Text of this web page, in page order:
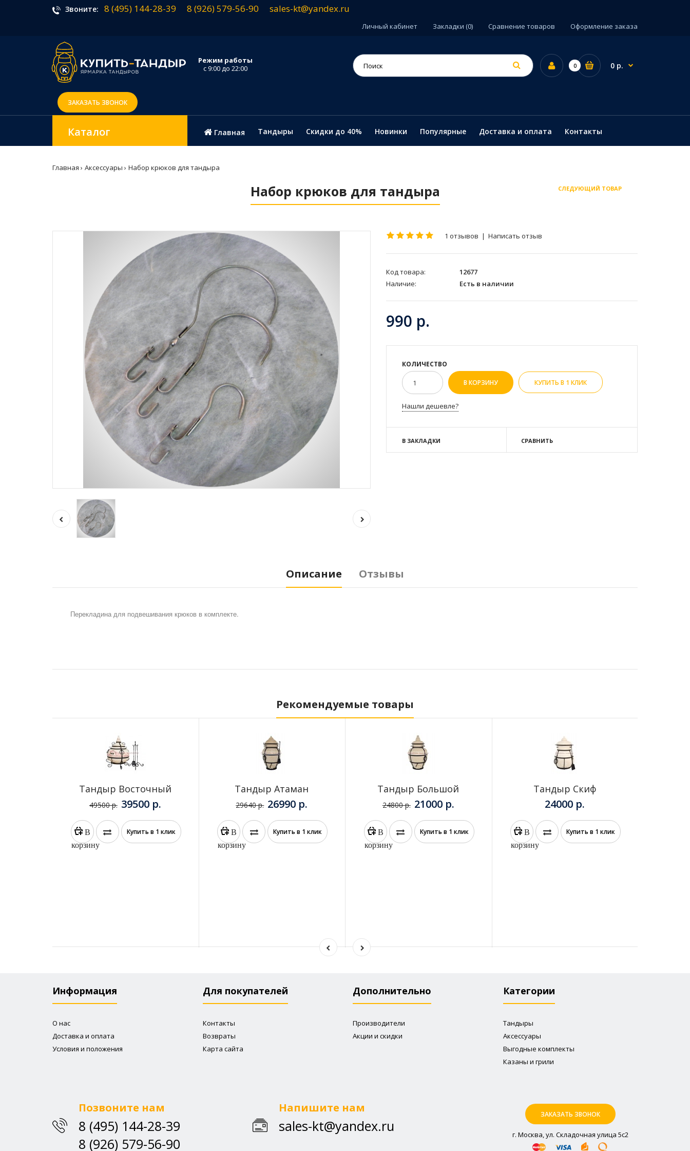
Звоните: 8 (495) 144-28-39 8 (926) 579-56-90 sales-kt@yandex.ru
Личный кабинет Закладки (0) Сравнение товаров Оформление заказа
Режим работы
с 9:00 до 22:00
ЗАКАЗАТЬ ЗВОНОК
0 0 р.
Каталог Главная Тандыры Скидки до 40% Новинки Популярные Доставка и оплата Контакты
Главная Аксессуары Набор крюков для тандыра
Набор крюков для тандыра СЛЕДУЮЩИЙ ТОВАР
1 отзывов | Написать отзыв
Код товара:
12677
Наличие:
Есть в наличии
990 р.
КОЛИЧЕСТВО
КУПИТЬ В 1 КЛИК
Нашли дешевле?
В ЗАКЛАДКИ СРАВНИТЬ
Описание Отзывы
Перекладина для подвешивания крюков в комплекте.
Рекомендуемые товары
Тандыр Восточный
49500 р. 39500 р.
В
корзину
Купить в 1 клик
Тандыр Атаман
29640 р. 26990 р.
В
корзину
Купить в 1 клик
Тандыр Большой
24800 р. 21000 р.
В
корзину
Купить в 1 клик
Тандыр Скиф
24000 р.
В
корзину
Купить в 1 клик
Информация
О нас
Доставка и оплата
Условия и положения
Для покупателей
Контакты
Возвраты
Карта сайта
Дополнительно
Производители
Акции и скидки
Категории
Тандыры
Аксессуары
Выгодные комплекты
Казаны и грили
Позвоните нам
8 (495) 144-28-39
8 (926) 579-56-90
Напишите нам
sales-kt@yandex.ru
ЗАКАЗАТЬ ЗВОНОК
г. Москва, ул. Складочная улица 5с2